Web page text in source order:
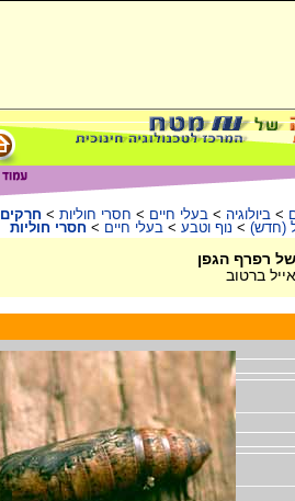
> ביולוגיה > בעלי חיים > חסרי חוליות > חרקים
(חדש) > נוף וטבע > בעלי חיים > חסרי חוליות
רפרף הגפן
ברטוב